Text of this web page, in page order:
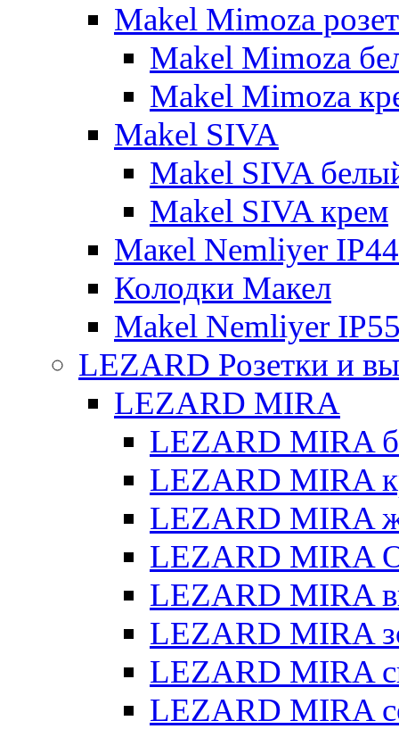
Makel Mimoza
Makel Mimoza
Makel Mimoza
Makel SIVA
Makel SIVA
Makel SIVA крем
Макеl Nemliyer IP44
Колодки Макел
Makel Nemliyer
LEZARD Розетки и
LEZARD MIRA
LEZARD MIRA
LEZARD MIRA
LEZARD MIRA
LEZARD MIRA
LEZARD MIRA
LEZARD MIRA
LEZARD MIRA
LEZARD MIRA